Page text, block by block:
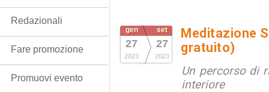
gen
27
2023
set
27
2023
Meditazione
gratuito)
Un percorso di
interiore
Redazionali
Fare promozione
Promuovi evento